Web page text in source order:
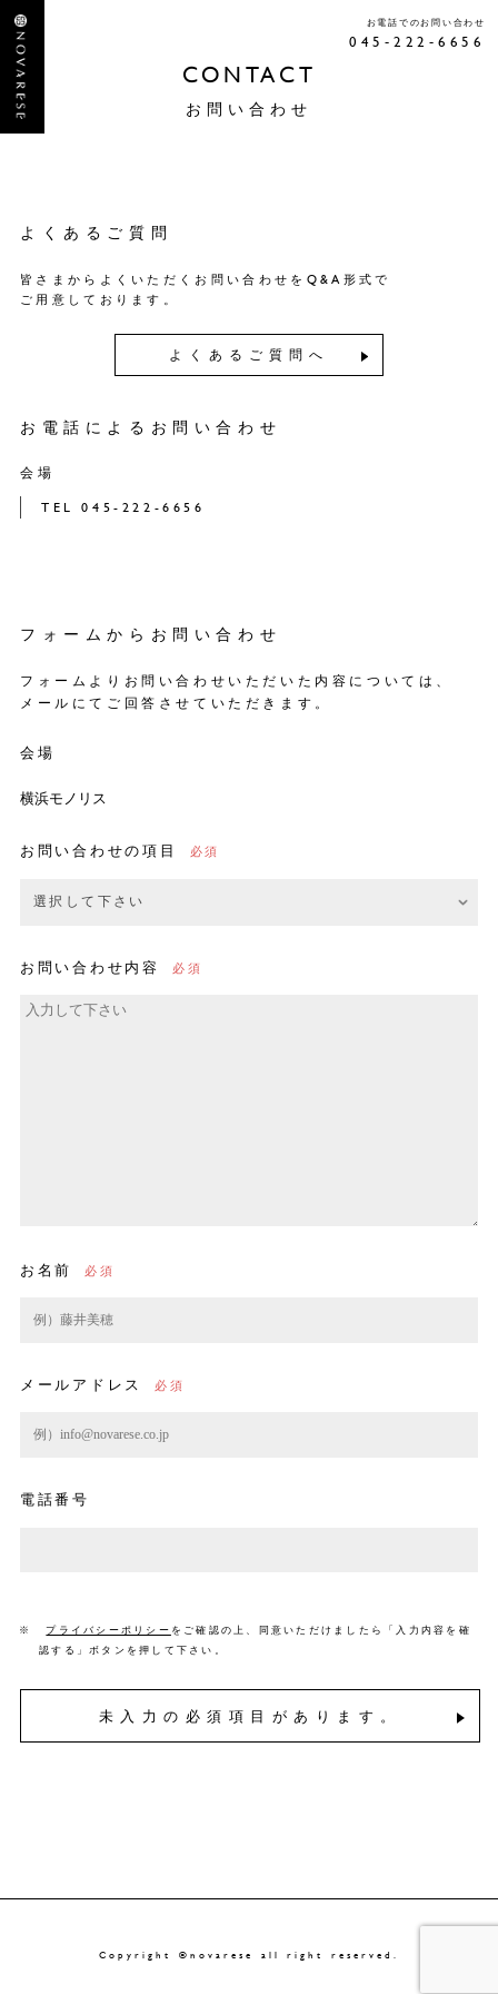
お電話でのお問い合わせ
045-222-6656
CONTACT
お問い合わせ
よくあるご質問
皆さまからよくいただくお問い合わせをQ&A形式で
ご用意しております。
よくあるご質問へ
お電話によるお問い合わせ
会場
TEL 045-222-6656
フォームからお問い合わせ
フォームよりお問い合わせいただいた内容については、
メールにてご回答させていただきます。
会場
横浜モノリス
お問い合わせの項目
お問い合わせ内容
お名前
メールアドレス
電話番号
※ プライバシーポリシー をご確認の上、同意いただけましたら「入力内容を確
認する」ボタンを押して下さい。
未入力の必須項目があります。
Copyright ©novarese all right reserved.